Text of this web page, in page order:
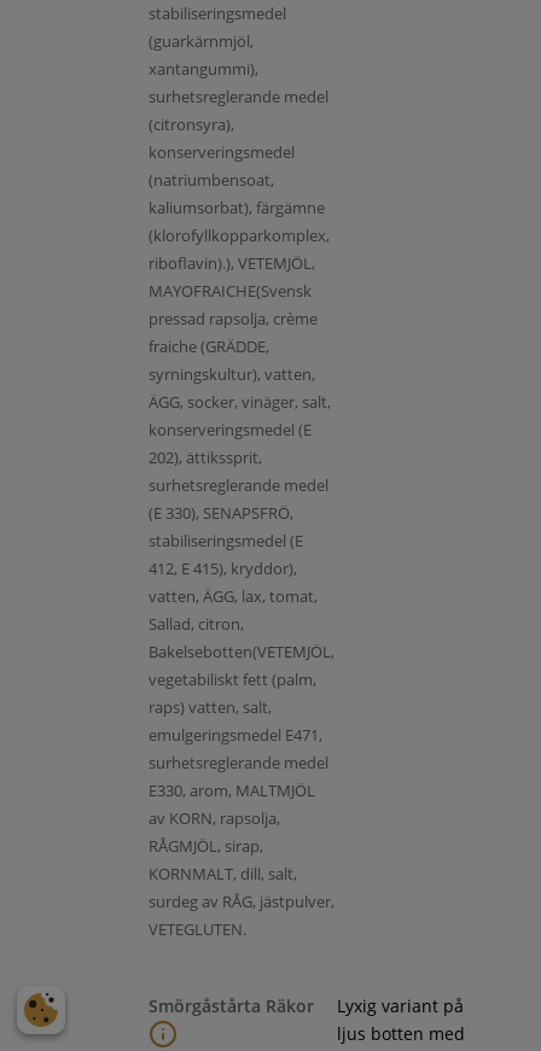
stabiliseringsmedel
(guarkärnmjöl,
xantangummi),
surhetsreglerande medel
(citronsyra),
konserveringsmedel
(natriumbensoat,
kaliumsorbat), färgämne
(klorofyllkopparkomplex,
riboflavin).), VETEMJÖL,
MAYOFRAICHE(Svensk
pressad rapsolja, crème
fraiche (GRÄDDE,
syrningskultur), vatten,
ÄGG, socker, vinäger, salt,
konserveringsmedel (E
202), ättikssprit,
surhetsreglerande medel
(E 330), SENAPSFRÖ,
stabiliseringsmedel (E
412, E 415), kryddor),
vatten, ÄGG, lax, tomat,
Sallad, citron,
Bakelsebotten(VETEMJÖL,
vegetabiliskt fett (palm,
raps) vatten, salt,
emulgeringsmedel E471,
surhetsreglerande medel
E330, arom, MALTMJÖL
av KORN, rapsolja,
RÅGMJÖL, sirap,
KORNMALT, dill, salt,
surdeg av RÅG, jästpulver,
VETEGLUTEN.
Smörgåstårta Räkor
Lyxig variant på
ljus botten med